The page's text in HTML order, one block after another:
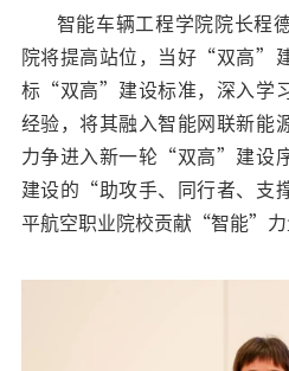
智能车辆工程学院院长程
院将提高站位，当好“双高”
标“双高”建设标准，深入学
经验，将其融入智能网联新能
力争进入新一轮“双高”建设
建设的“助攻手、同行者、支
平航空职业院校贡献“智能”力